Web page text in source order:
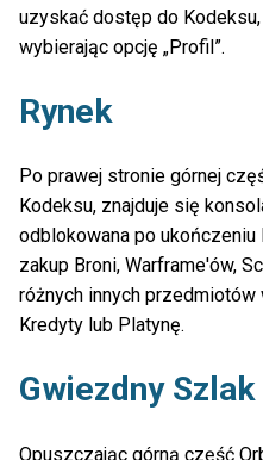
uzyskać dostęp do
wybierając opcję „Profil”.
Rynek
Po prawej stronie górnej
Kodeksu, znajduje się
odblokowana po ukończeniu
zakup Broni, Warframe'ów,
różnych innych przedmiotów
Kredyty lub Platynę.
Gwiezdny Szlak
Opuszczając górną część